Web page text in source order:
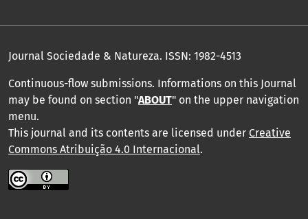
Journal Sociedade & Natureza. ISSN: 1982-4513
Continuous-flow submissions. Informations on this Journal
may be found on section "ABOUT" on the upper navigation
menu.
This journal and its contents are licensed under Creative
Commons Atribuição 4.0 Internacional.